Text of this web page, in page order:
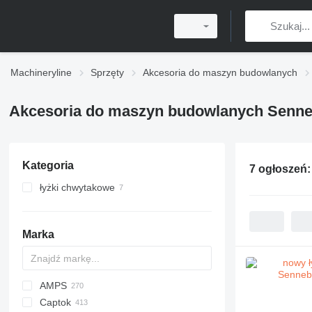
Machineryline Sprzęty Akcesoria do maszyn budowlanych
Akcesoria do maszyn budowlanych
Kategoria
łyżki chwytakowe
Marka
AMPS
Z-series
AS
AX
DN
RAMMAX
QA
ROC
AR
50000 MAX
200 - series
BC
BG
GKR
320
RY
CBF
Captok
7 ogłoszeń: